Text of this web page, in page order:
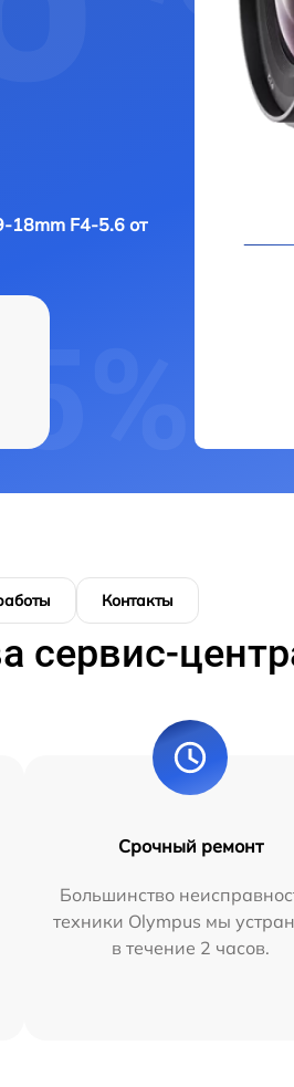
18mm F4-5.6 от
Контакты
сервис-
Срочный ремонт
Большинство
техники Olympus мы
в течение 2 часов.